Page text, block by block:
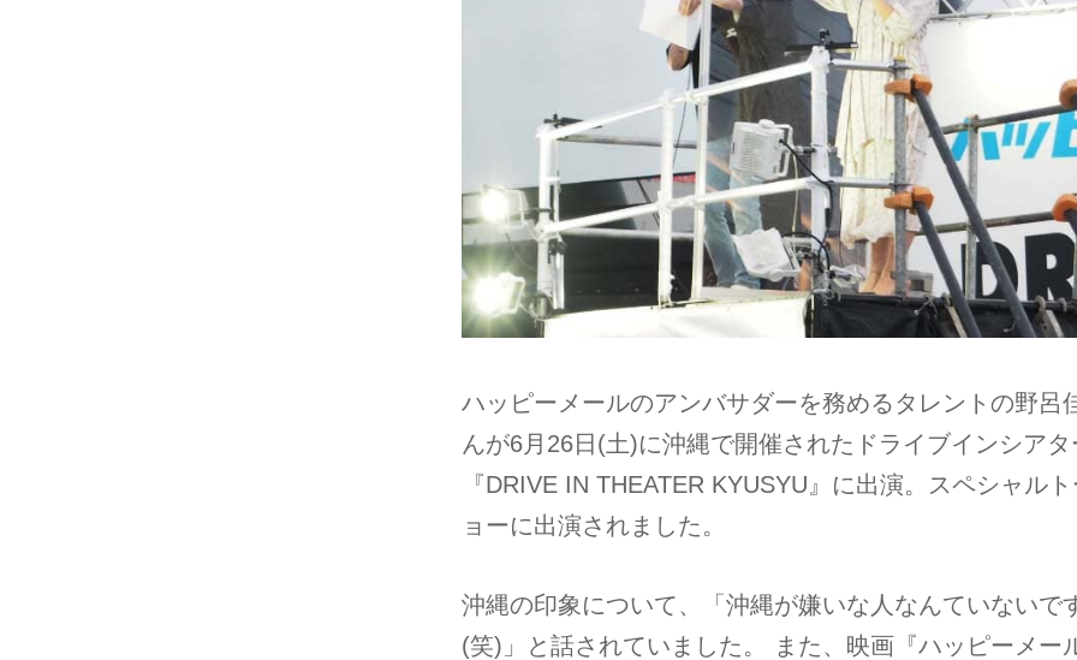
ハッピーメールのアンバサダーを務めるタレントの野呂
んが6月26日(土)に沖縄で開催されたドライブインシアタ
『DRIVE IN THEATER KYUSYU』に出演。スペシャル
ョーに出演されました。
沖縄の印象について、「沖縄が嫌いな人なんていないで
(笑)」と話されていました。 また、映画『ハッピーメー